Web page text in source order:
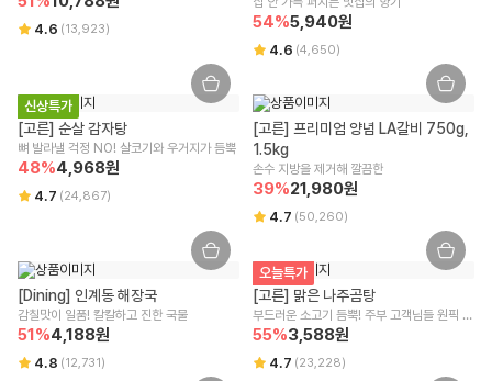
4.6 (13,923) 54%5,940원
4.6 (4,650)
신상특가
[고른] 순살 감자탕
뼈 발라낼 걱정 NO! 살코기와 우거지가 듬뿍
48%4,968원
4.7 (24,867)
[고른] 프리미엄 양념 LA갈비 750g,
1.5kg
손수 지방을 제거해 깔끔한
39%21,980원
4.7 (50,260)
[Dining] 인계동 해장국
감칠맛이 일품! 칼칼하고 진한 국물
51%4,188원
4.8 (12,731)
오늘특가
[고른] 맑은 나주곰탕
부드러운 소고기 듬뿍! 주부 고객님들 원픽 제
품
55%3,588원
4.7 (23,228)